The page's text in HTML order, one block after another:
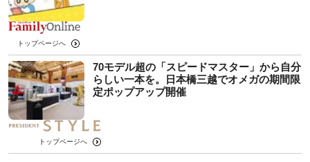
トップページへ
70モデル超の「スピードマスター」から自分
らしい一本を。日本橋三越でオメガの期間限
定ポップアップ開催
トップページへ